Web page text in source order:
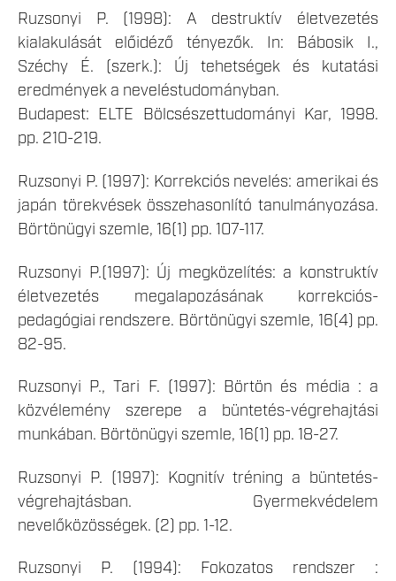
Ruzsonyi P. (1998): A destruktív életvezetés
kialakulását előidéző tényezők. In: Bábosik I.,
Széchy É. (szerk.): Új tehetségek és kutatási
eredmények a neveléstudományban.
Budapest: ELTE Bölcsészettudományi Kar, 1998.
pp. 210-219.
Ruzsonyi P. (1997): Korrekciós nevelés: amerikai és
japán törekvések összehasonlító tanulmányozása.
Börtönügyi szemle, 16(1) pp. 107-117.
Ruzsonyi P.(1997): Új megközelítés: a konstruktív
életvezetés megalapozásának korrekciós-
pedagógiai rendszere. Börtönügyi szemle, 16(4) pp.
82-95.
Ruzsonyi P., Tari F. (1997): Börtön és média : a
közvélemény szerepe a büntetés-végrehajtási
munkában. Börtönügyi szemle, 16(1) pp. 18-27.
Ruzsonyi P. (1997): Kognitív tréning a büntetés-
végrehajtásban. Gyermekvédelem
nevelőközösségek. (2) pp. 1-12.
Ruzsonyi P. (1994): Fokozatos rendszer :